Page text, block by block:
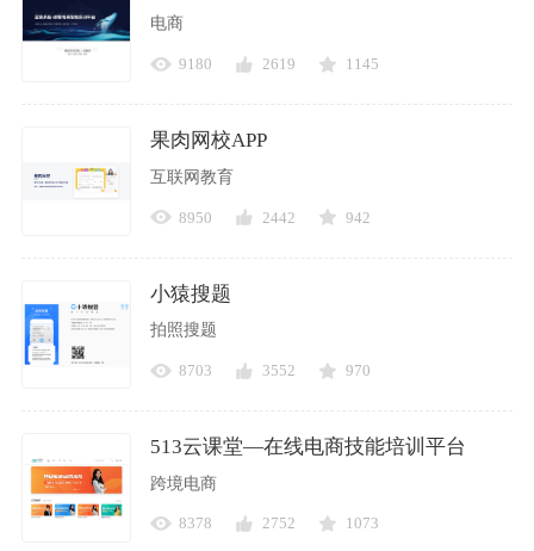
电商
9180 2619 1145
果肉网校APP
互联网教育
8950 2442 942
小猿搜题
拍照搜题
8703 3552 970
513云课堂—在线电商技能培训平台
跨境电商
8378 2752 1073